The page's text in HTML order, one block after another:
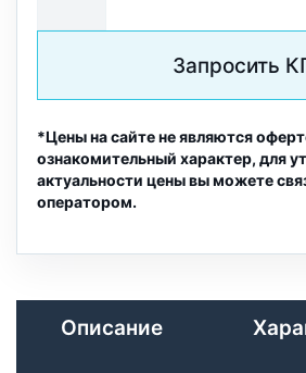
Запросить
*Цены на сайте не являются
ознакомительный характер, для
актуальности цены вы можете
оператором.
Описание